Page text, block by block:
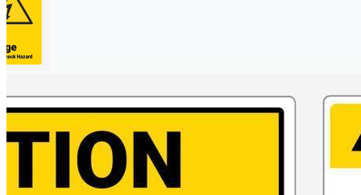
Eventos Editoriais